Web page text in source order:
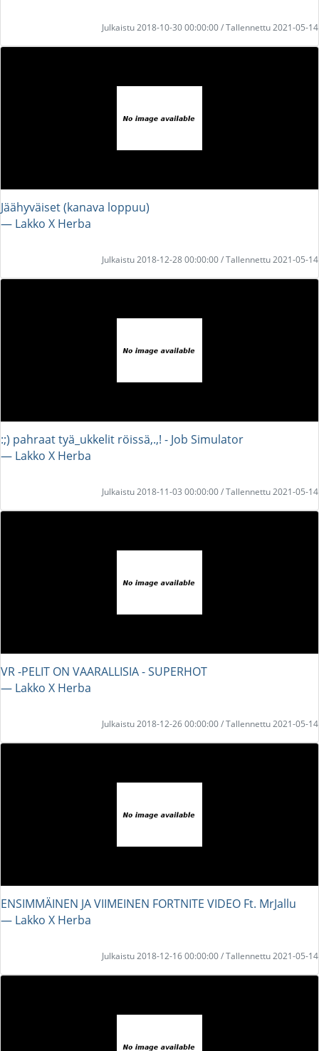
Julkaistu 2018-10-30 00:00:00 / Tallennettu 2021-05-14
Jäähyväiset (kanava loppuu)
― Lakko X Herba
Julkaistu 2018-12-28 00:00:00 / Tallennettu 2021-05-14
:;) pahraat tyä_ukkelit röissä,.,! - Job Simulator
― Lakko X Herba
Julkaistu 2018-11-03 00:00:00 / Tallennettu 2021-05-14
VR -PELIT ON VAARALLISIA - SUPERHOT
― Lakko X Herba
Julkaistu 2018-12-26 00:00:00 / Tallennettu 2021-05-14
ENSIMMÄINEN JA VIIMEINEN FORTNITE VIDEO Ft. MrJallu
― Lakko X Herba
Julkaistu 2018-12-16 00:00:00 / Tallennettu 2021-05-14